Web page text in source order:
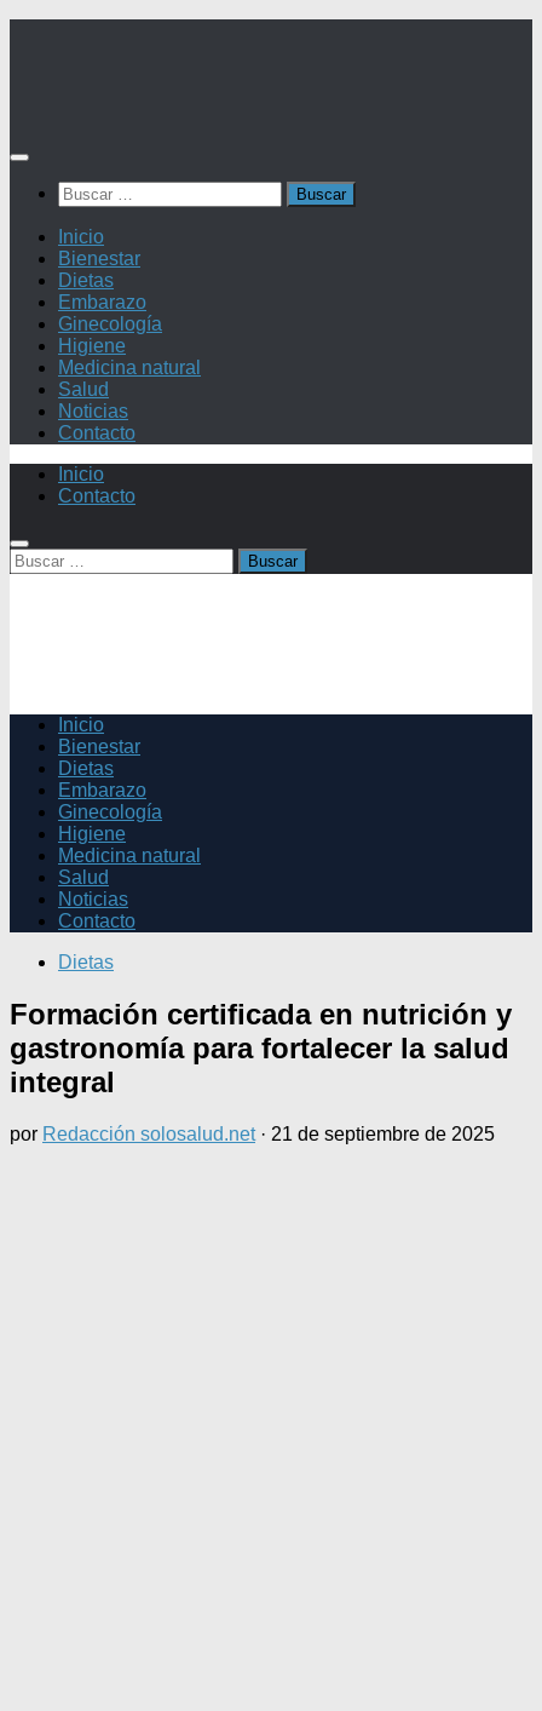
Buscar:
Inicio
Bienestar
Dietas
Embarazo
Ginecología
Higiene
Medicina natural
Salud
Noticias
Contacto
Inicio
Contacto
Buscar:
Inicio
Bienestar
Dietas
Embarazo
Ginecología
Higiene
Medicina natural
Salud
Noticias
Contacto
Dietas
Formación certificada en nutrición y
gastronomía para fortalecer la salud
integral
por Redacción solosalud.net · 21 de septiembre de 2025